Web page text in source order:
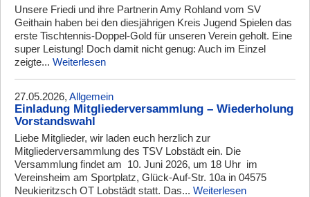
Unsere Friedi und ihre Partnerin Amy Rohland vom SV
Geithain haben bei den diesjährigen Kreis Jugend Spielen das
erste Tischtennis-Doppel-Gold für unseren Verein geholt. Eine
super Leistung! Doch damit nicht genug: Auch im Einzel
zeigte... Weiterlesen
27.05.2026, Allgemein
Einladung Mitgliederversammlung – Wiederholung
Vorstandswahl
Liebe Mitglieder, wir laden euch herzlich zur
Mitgliederversammlung des TSV Lobstädt ein. Die
Versammlung findet am 10. Juni 2026, um 18 Uhr im
Vereinsheim am Sportplatz, Glück-Auf-Str. 10a in 04575
Neukieritzsch OT Lobstädt statt. Das... Weiterlesen